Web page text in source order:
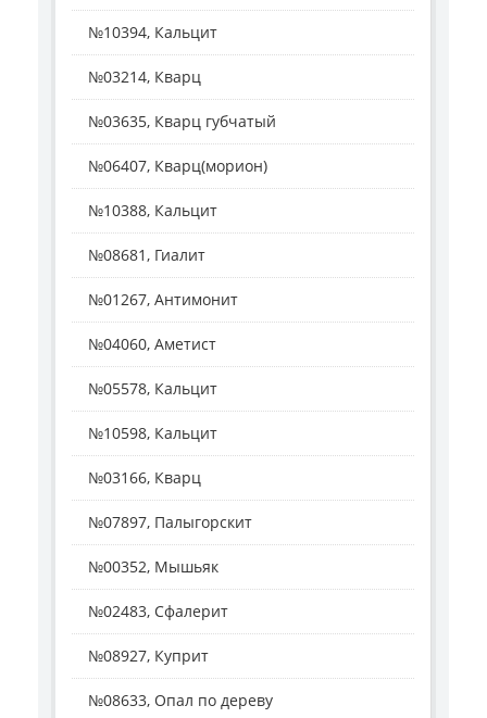
№10394, Кальцит
№03214, Кварц
№03635, Кварц губчатый
№06407, Кварц(морион)
№10388, Кальцит
№08681, Гиалит
№01267, Антимонит
№04060, Аметист
№05578, Кальцит
№10598, Кальцит
№03166, Кварц
№07897, Палыгорскит
№00352, Мышьяк
№02483, Сфалерит
№08927, Куприт
№08633, Опал по дереву